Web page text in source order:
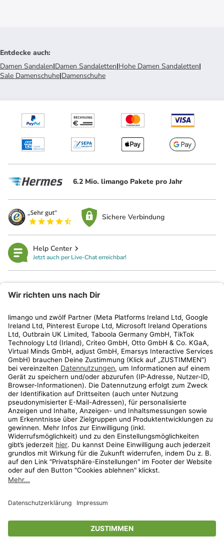
Entdecke auch:
Damen Sandalen|Damen Sandaletten|Hohe Damen Sandaletten|
Sale Damenschuhe|Damenschuhe
6.2 Mio. limango Pakete pro Jahr
Sichere Verbindung
Help Center
Jetzt auch per Live-Chat erreichbar!
Kundenservice
Shop
Aktionen
Travel